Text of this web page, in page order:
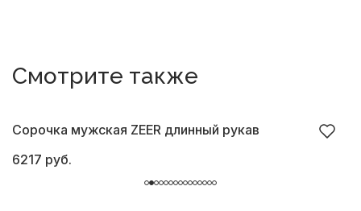
Смотрите также
Сорочка мужская ZEER длинный рукав
6217 руб.